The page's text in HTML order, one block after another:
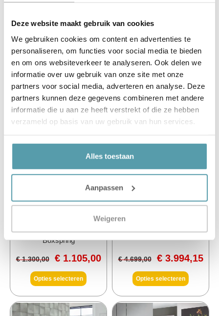
Deze website maakt gebruik van cookies
We gebruiken cookies om content en advertenties te
personaliseren, om functies voor social media te bieden
en om ons websiteverkeer te analyseren. Ook delen we
informatie over uw gebruik van onze site met onze
partners voor social media, adverteren en analyse. Deze
partners kunnen deze gegevens combineren met andere
informatie die u aan ze heeft verstrekt of die ze hebben
verzameld op basis van uw gebruik van hun services.
Alles toestaan
Aanpassen
Weigeren
Korte productbeschrijving
Product details
Gerelateerde producten
Auping Original
Boxspring
€1.300,00 €1.105,00
Opties selecteren
Serta Limited Magnifique
€4.699,00 €3.994,15
Opties selecteren